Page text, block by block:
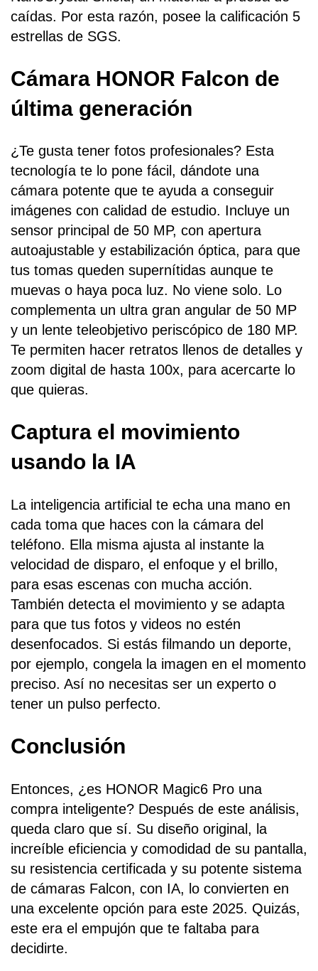
caídas. Por esta razón, posee la calificación 5
estrellas de SGS.
Cámara HONOR Falcon de
última generación
¿Te gusta tener fotos profesionales? Esta
tecnología te lo pone fácil, dándote una
cámara potente que te ayuda a conseguir
imágenes con calidad de estudio. Incluye un
sensor principal de 50 MP, con apertura
autoajustable y estabilización óptica, para que
tus tomas queden supernítidas aunque te
muevas o haya poca luz. No viene solo. Lo
complementa un ultra gran angular de 50 MP
y un lente teleobjetivo periscópico de 180 MP.
Te permiten hacer retratos llenos de detalles y
zoom digital de hasta 100x, para acercarte lo
que quieras.
Captura el movimiento
usando la IA
La inteligencia artificial te echa una mano en
cada toma que haces con la cámara del
teléfono. Ella misma ajusta al instante la
velocidad de disparo, el enfoque y el brillo,
para esas escenas con mucha acción.
También detecta el movimiento y se adapta
para que tus fotos y videos no estén
desenfocados. Si estás filmando un deporte,
por ejemplo, congela la imagen en el momento
preciso. Así no necesitas ser un experto o
tener un pulso perfecto.
Conclusión
Entonces, ¿es HONOR Magic6 Pro una
compra inteligente? Después de este análisis,
queda claro que sí. Su diseño original, la
increíble eficiencia y comodidad de su pantalla,
su resistencia certificada y su potente sistema
de cámaras Falcon, con IA, lo convierten en
una excelente opción para este 2025. Quizás,
este era el empujón que te faltaba para
decidirte.